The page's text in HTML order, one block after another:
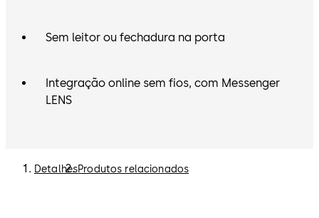
Sem leitor ou fechadura na porta
Integração online sem fios, com Messenger
LENS
DetalhesProdutos relacionados